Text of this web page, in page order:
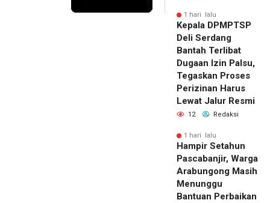
1 hari lalu
Kepala DPMPTSP
Deli Serdang
Bantah Terlibat
Dugaan Izin Palsu,
Tegaskan Proses
Perizinan Harus
Lewat Jalur Resmi
12 Redaksi
1 hari lalu
Hampir Setahun
Pascabanjir, Warga
Arabungong Masih
Menunggu
Bantuan Perbaikan